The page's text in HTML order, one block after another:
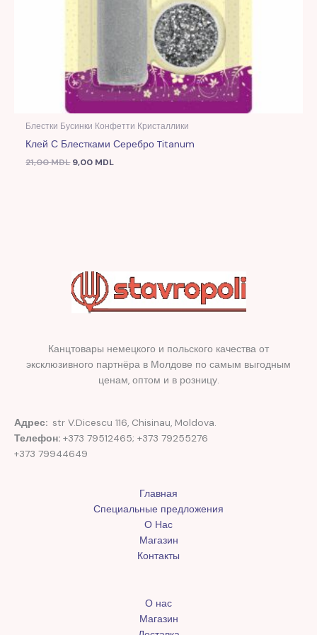
Блестки Бусинки Конфетти Кристаллики
Клей С Блестками Серебро Titanum
21,00MDL 9,00 MDL
Канцтовары немецкого и польского качества от
эксклюзивного партнёра в Молдове по самым выгодным
ценам, оптом и в розницу.
Адрес: str V.Dicescu 116, Chisinau, Moldova.
Телефон: +373 79512465; +373 79255276
+373 79944649
Главная
Специальные предложения
О Нас
Магазин
Контакты
О нас
Магазин